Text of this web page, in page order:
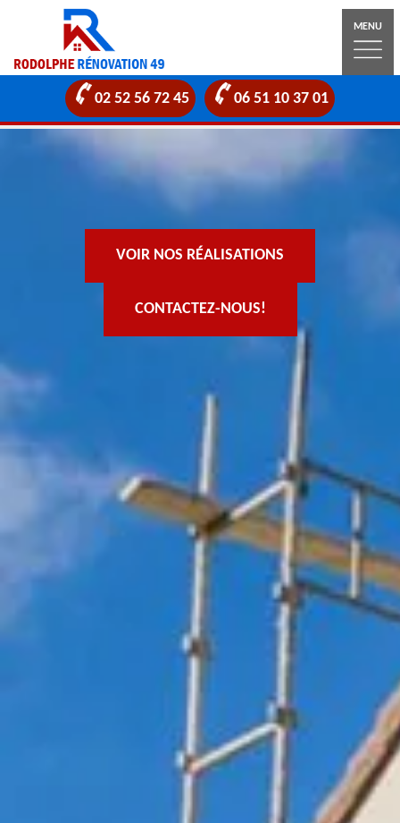
MENU
02 52 56 72 45 06 51 10 37 01
VOIR NOS RÉALISATIONS
CONTACTEZ-NOUS!